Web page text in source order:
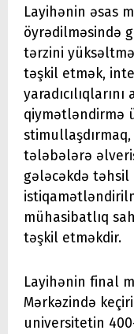
Layihənin əsas
öyrədilməsində
tərzini
təşkil etmək,
qiymətləndirmə
stimullaşdırmaq,
tələbələrə
gələcəkdə təhsil
mühasibatlıq
təşkil etməkdir.
Layihənin final
Mərkəzində
universitetin